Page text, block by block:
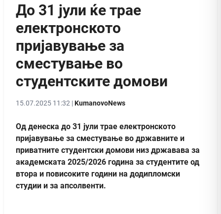
До 31 јули ќе трае
електронското
пријавување за
сместување во
студентските домови
15.07.2025 11:32 |KumanovoNews
Од денеска до 31 јули трае електронското
пријавување за сместување во државните и
приватните студентски домови низ државава за
академската 2025/2026 година за студентите од
втора и повисоките години на додипломски
студии и за апсолвенти.